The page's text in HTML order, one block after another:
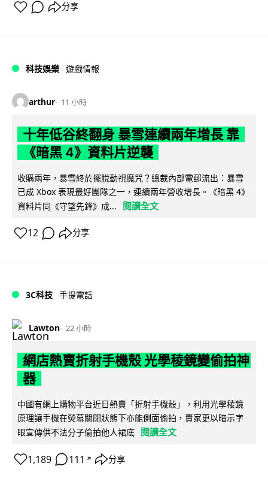
分享
科技娛樂 遊戲情報
arthur 11 小時
十年低谷終翻身 暴雪連續兩年增長 靠
《暗黑 4》資料片逆襲
收購兩年，暴雪終於擺脫動視魔咒？總裁內部電郵流出：暴雪
已成 Xbox 表現最好團隊之一，連續兩年營收增長。《暗黑 4》
資料片同《守望先鋒》成...
閱讀全文
12 分享
3C科技 手提電話
Lawton 22 小時
網店熱賣折射手機殼 光學稜鏡變偷拍神
器
中國有網上購物平台近日熱賣「折射手機殼」，利用光學稜鏡
原理讓手機在熒幕關閉狀態下亦能側面偷拍，賣家更以暗示字
眼宣傳供不法分子偷拍他人裙底
閱讀全文
1,189 111 ↗ 分享